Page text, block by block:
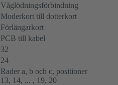
Våglödningsförbindning
Moderkort till dotterkort
Förlängarkort
PCB till kabel
32
24
Rader a, b och c, positioner
13, 14, ... , 19, 20